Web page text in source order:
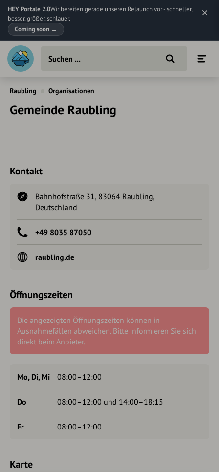
HEY Portale 2.0Wir bereiten gerade unseren Relaunch vor - schneller,
besser, größer, schlauer.
Coming soon →
Raubling Organisationen
Gemeinde Raubling
Kontakt
Bahnhofstraße 31, 83064 Raubling,
Deutschland
+49 8035 87050
raubling.de
Öffnungszeiten
Die angezeigten Öffnungszeiten können in
Ausnahmefällen abweichen. Bitte informieren Sie sich
direkt beim Anbieter.
Mo, Di, Mi 08:00–12:00
Do 08:00–12:00 und 14:00–18:15
Fr 08:00–12:00
Karte